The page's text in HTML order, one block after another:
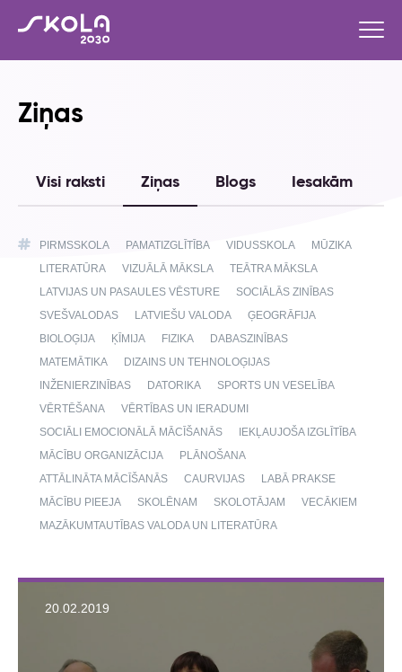
Ziņas
Visi raksti Ziņas Blogs Iesakām
PIRMSSKOLA PAMATIZGLĪTĪBA VIDUSSKOLA
MŪZIKA
LITERATŪRA
VIZUĀLĀ MĀKSLA
TEĀTRA MĀKSLA
LATVIJAS UN PASAULES VĒSTURE
SOCIĀLĀS ZINĪBAS
SVEŠVALODAS
LATVIEŠU VALODA
ĢEOGRĀFIJA
BIOLOĢIJA
ĶĪMIJA FIZIKA
DABASZINĪBAS
MATEMĀTIKA
DIZAINS UN TEHNOLOĢIJAS
INŽENIERZINĪBAS
DATORIKA
SPORTS UN VESELĪBA
VĒRTĒŠANA
VĒRTĪBAS UN IERADUMI
SOCIĀLI EMOCIONĀLĀ MĀCĪŠANĀS
IEKĻAUJOŠA IZGLĪTĪBA
MĀCĪBU ORGANIZĀCIJA
PLĀNOŠANA
ATTĀLINĀTA MĀCĪŠANĀS
CAURVIJAS
LABĀ PRAKSE
MĀCĪBU PIEEJA
SKOLĒNAM SKOLOTĀJAM
VECĀKIEM
MAZĀKUMTAUTĪBAS VALODA UN LITERATŪRA
20.02.2019